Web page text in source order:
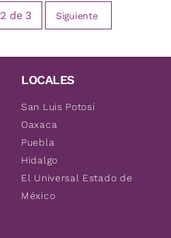
2 de 3 Siguiente
LOCALES
San Luis Potosí
Oaxaca
Puebla
Hidalgo
El Universal Estado de
México